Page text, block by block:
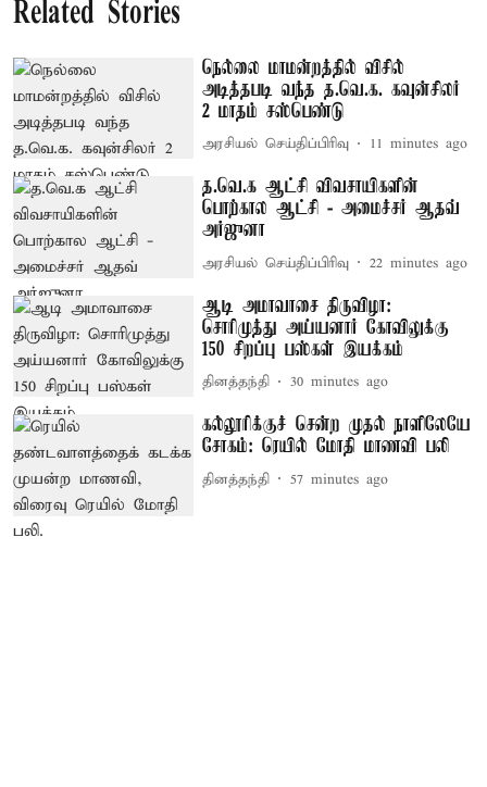
Related Stories
நெல்லை மாமன்றத்தில் விசில்
அடித்தபடி வந்த த.வெ.க. கவுன்சிலர்
2 மாதம் சஸ்பெண்டு
அரசியல் செய்திப்பிரிவு 11 minutes ago
த.வெ.க ஆட்சி விவசாயிகளின்
பொற்கால ஆட்சி - அமைச்சர் ஆதவ்
அர்ஜுனா
அரசியல் செய்திப்பிரிவு 22 minutes ago
ஆடி அமாவாசை திருவிழா:
சொரிமுத்து அய்யனார் கோவிலுக்கு
150 சிறப்பு பஸ்கள் இயக்கம்
தினத்தந்தி 30 minutes ago
கல்லூரிக்குச் சென்ற முதல் நாளிலேயே
சோகம்: ரெயில் மோதி மாணவி பலி
தினத்தந்தி 57 minutes ago